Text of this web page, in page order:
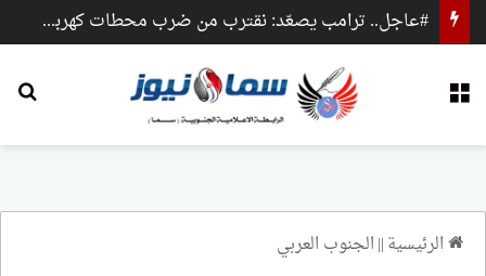
#عاجل.. ترامب يصعّد: نقترب من ضرب محطات كهرباء وجسور داخل إيران
الرئيسية||الجنوب العربي